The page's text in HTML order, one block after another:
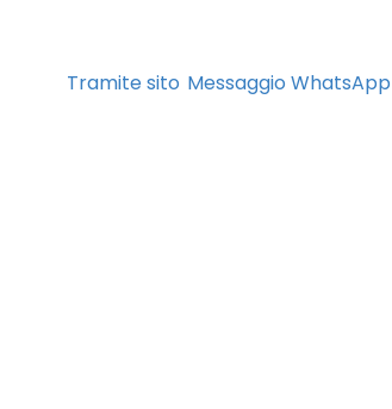
Tramite sito Messaggio WhatsApp